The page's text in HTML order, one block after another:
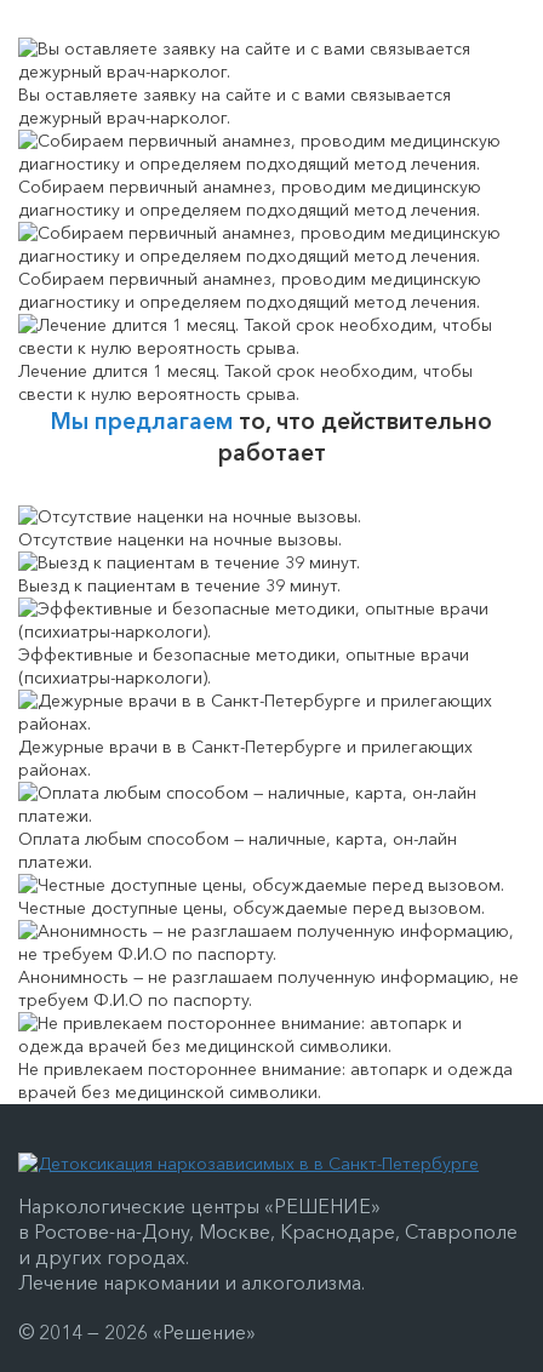
Вы оставляете заявку на сайте и с вами связывается
дежурный врач-нарколог.
Собираем первичный анамнез, проводим медицинскую
диагностику и определяем подходящий метод лечения.
Собираем первичный анамнез, проводим медицинскую
диагностику и определяем подходящий метод лечения.
Лечение длится 1 месяц. Такой срок необходим, чтобы
свести к нулю вероятность срыва.
Мы предлагаем то, что действительно
работает
Отсутствие наценки на ночные вызовы.
Выезд к пациентам в течение 39 минут.
Эффективные и безопасные методики, опытные врачи
(психиатры-наркологи).
Дежурные врачи в в Санкт-Петербурге и прилегающих
районах.
Оплата любым способом — наличные, карта, он-лайн
платежи.
Честные доступные цены, обсуждаемые перед вызовом.
Анонимность — не разглашаем полученную информацию, не
требуем Ф.И.О по паспорту.
Не привлекаем постороннее внимание: автопарк и одежда
врачей без медицинской символики.
Наркологические центры «РЕШЕНИЕ»
в Ростове-на-Дону, Москве, Краснодаре, Ставрополе
и других городах.
Лечение наркомании и алкоголизма.
© 2014 — 2026 «Решение»